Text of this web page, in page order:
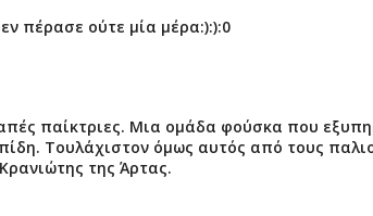
πέρασε ούτε μία μέρα:):):0
παίκτριες. Μια ομάδα φούσκα που
Τουλάχιστον όμως αυτός από τους
της Άρτας.